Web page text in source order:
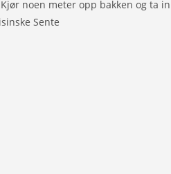
noen meter opp bakken og ta
Sente